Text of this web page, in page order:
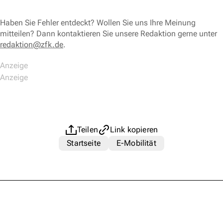
Haben Sie Fehler entdeckt? Wollen Sie uns Ihre Meinung
mitteilen? Dann kontaktieren Sie unsere Redaktion gerne unter
redaktion@zfk.de.
Teilen
Link kopieren
Startseite
E-Mobilität